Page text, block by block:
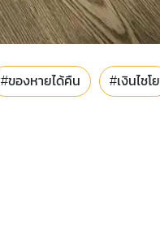
#ของหายได้คืน #เงินไชโย